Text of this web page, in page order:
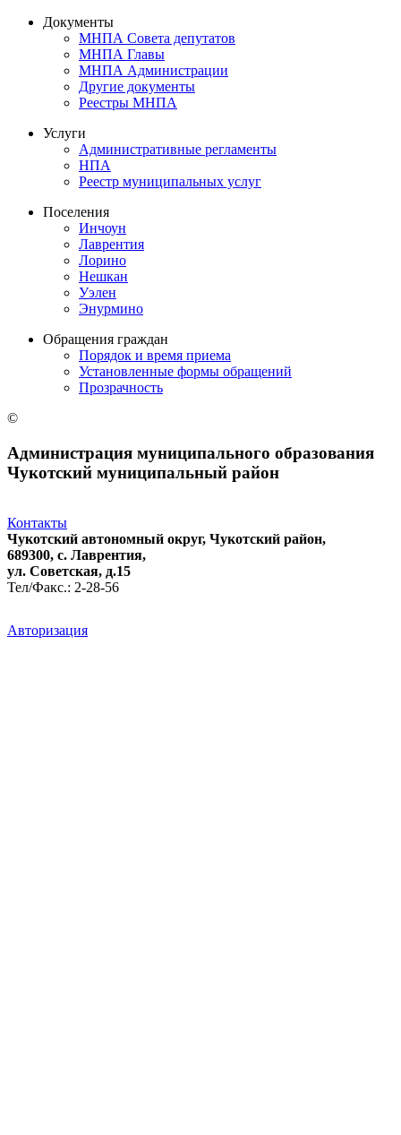
Документы
МНПА Совета депутатов
МНПА Главы
МНПА Администрации
Другие документы
Реестры МНПА
Услуги
Административные регламенты
НПА
Реестр муниципальных услуг
Поселения
Инчоун
Лаврентия
Лорино
Нешкан
Уэлен
Энурмино
Обращения граждан
Порядок и время приема
Установленные формы обращений
Прозрачность
©
Администрация муниципального образования
Чукотский муниципальный район
Контакты
Чукотский автономный округ, Чукотский район,
689300, с. Лаврентия,
ул. Советская, д.15
Тел/Факс.: 2-28-56
Авторизация